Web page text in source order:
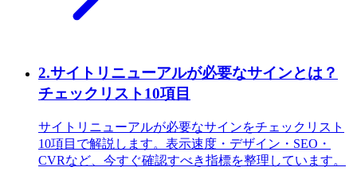
2.サイトリニューアルが必要なサインとは？
チェックリスト10項目
サイトリニューアルが必要なサインをチェックリスト
10項目で解説します。表示速度・デザイン・SEO・
CVRなど、今すぐ確認すべき指標を整理しています。